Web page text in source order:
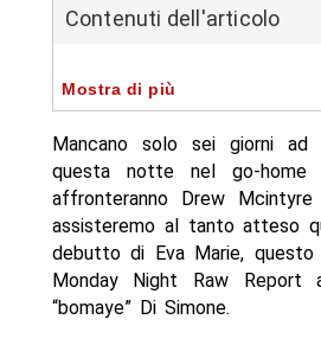
Contenuti dell'articolo
Mostra di più
Mancano solo sei giorni
questa notte nel go-
affronteranno Drew
assisteremo al tanto atteso
debutto di Eva Marie,
Monday Night Raw Report
“bomaye” Di Simone.